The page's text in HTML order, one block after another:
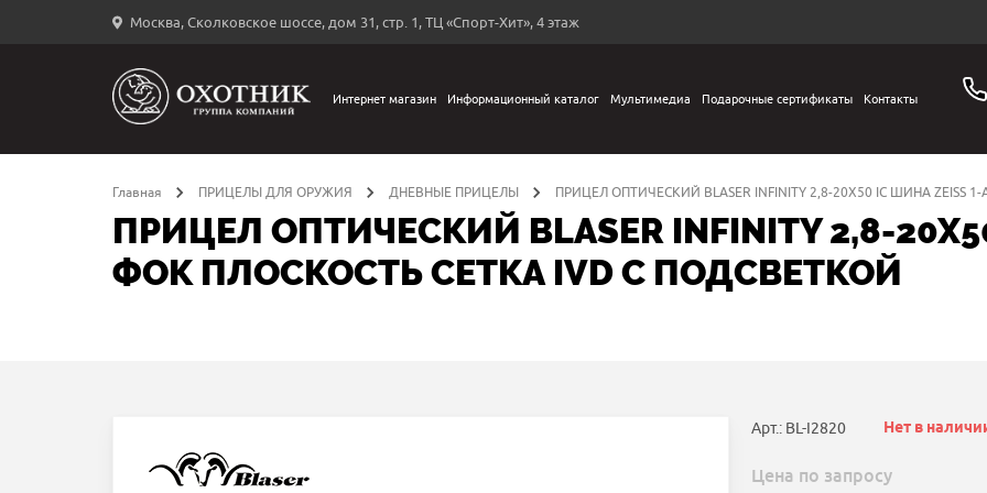
Москва, Сколковское шоссе, дом 31, стр. 1, ТЦ «Спорт-Хит», 4 этаж
←
Интернет магазин Информационный каталог Мультимедиа Подарочные сертификаты Контакты
Главная ПРИЦЕЛЫ ДЛЯ ОРУЖИЯ ДНЕВНЫЕ ПРИЦЕЛЫ ПРИЦЕЛ ОПТИЧЕСКИЙ BLASER INFINITY 2,8-20X50 IC ШИНА
ПРИЦЕЛ ОПТИЧЕСКИЙ BLASER INFINITY 2,8-
ФОК ПЛОСКОСТЬ СЕТКА IVD С ПОДСВЕТКОЙ
Арт.: BL-I2820 Нет в
Цена по запросу